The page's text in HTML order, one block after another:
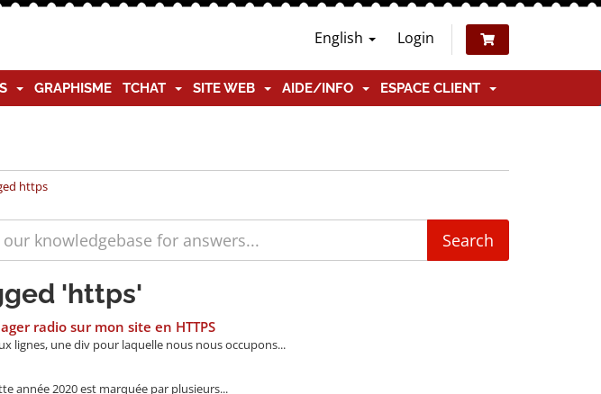
English Login
GRAPHISME TCHAT SITE WEB AIDE/INFO ESPACE CLIENT
https
'https'
radio sur mon site en HTTPS
lignes, une div pour laquelle nous nous occupons...
année 2020 est marquée par plusieurs...